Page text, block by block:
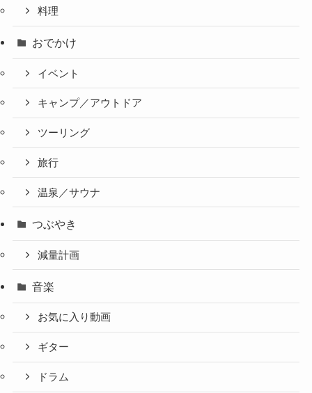
料理
おでかけ
イベント
キャンプ／アウトドア
ツーリング
旅行
温泉／サウナ
つぶやき
減量計画
音楽
お気に入り動画
ギター
ドラム